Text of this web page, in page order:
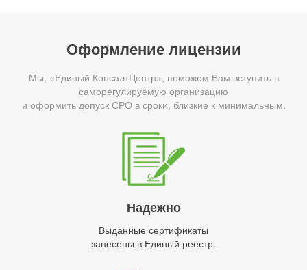
Оформление лицензии
Мы, «Единый КонсалтЦентр», поможем Вам вступить в
саморегулируемую организацию
и оформить допуск СРО в сроки, близкие к минимальным.
Надежно
Выданные сертификаты
занесены в Единый реестр.